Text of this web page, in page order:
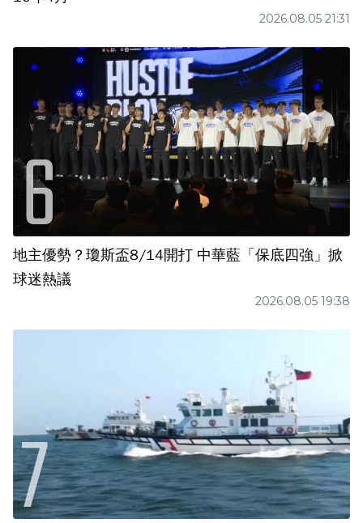
2026.08.05 21:31
地主優勢？瓊斯盃8/14開打 中華藍「保底四強」掀
球迷熱議
2026.08.05 19:38